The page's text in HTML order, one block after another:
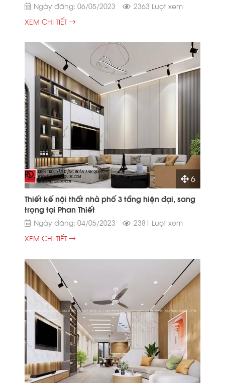
Ngày đăng: 06/05/2023
2363 Lượt xem
XEM CHI TIẾT
6
Thiết kế nội thất nhà phố 3 tầng hiện đại, sang
trọng tại Phan Thiết
Ngày đăng: 04/05/2023
2381 Lượt xem
XEM CHI TIẾT